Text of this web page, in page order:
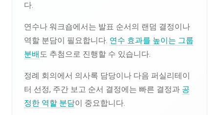
다.
연수나 워크숍에서는 발표 순서의 랜덤 결정이나
역할 분담이 필요합니다. 연수 효과를 높이는 그룹
분배도 추첨으로 진행할 수 있습니다.
정례 회의에서 의사록 담당이나 다음 퍼실리테이
터 선정, 주간 보고 순서 결정에는 빠른 결정과 공
정한 역할 분담이 중요합니다.